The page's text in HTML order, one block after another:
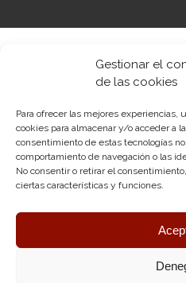
Gestionar el
de las cookies
Para ofrecer las mejores experiencias,
cookies para almacenar y/o acceder a
consentimiento de estas tecnologías
comportamiento de navegación o las
No consentir o retirar el
ciertas características y funciones.
«Financiado por la Unión Europea –
puntos de vista y las opiniones
autores y no reflejan
Comisión Europea. Ni la Unión
© Astilleros Polináutica